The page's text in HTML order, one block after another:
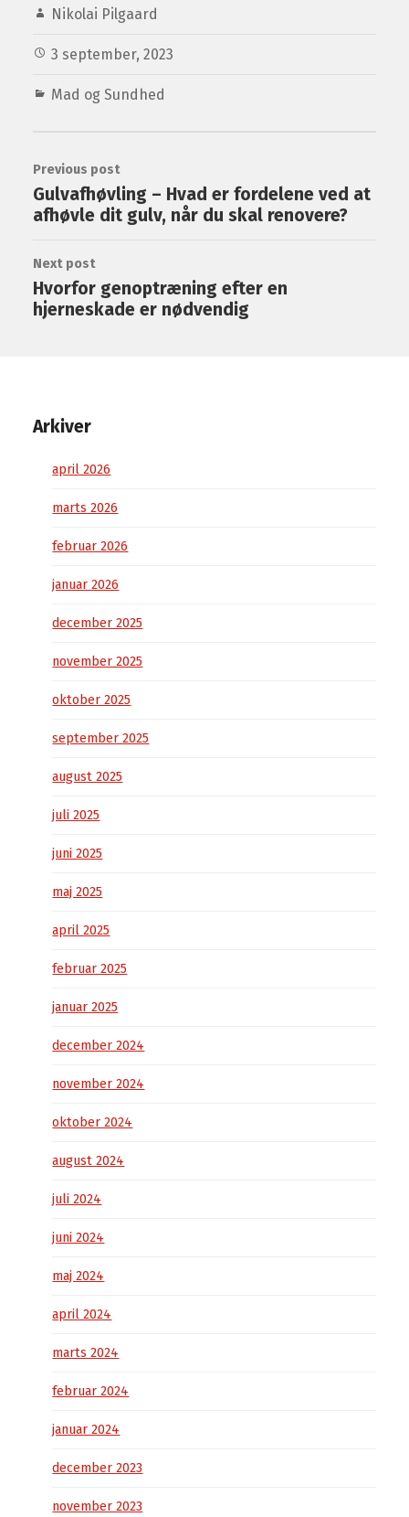
Nikolai Pilgaard
3 september, 2023
Mad og Sundhed
Previous post
Gulvafhøvling – Hvad er fordelene ved at
afhøvle dit gulv, når du skal renovere?
Next post
Hvorfor genoptræning efter en
hjerneskade er nødvendig
Arkiver
april 2026
marts 2026
februar 2026
januar 2026
december 2025
november 2025
oktober 2025
september 2025
august 2025
juli 2025
juni 2025
maj 2025
april 2025
februar 2025
januar 2025
december 2024
november 2024
oktober 2024
august 2024
juli 2024
juni 2024
maj 2024
april 2024
marts 2024
februar 2024
januar 2024
december 2023
november 2023